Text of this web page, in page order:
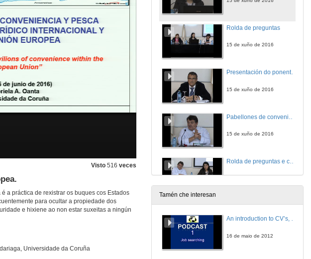
Visto 516 veces
a práctica de rexistrar os buques cos Estados
para ocultar a propiedade dos
e hixiene ao non estar suxeitas a ningún
Universidade da Coruña
Rolda de preguntas
15 de xuño de 2016
Presentación do ponente, Don Gonzalo Quintero Olivares
15 de xuño de 2016
15 de xuño de 2016
Rolda de preguntas e coloquio
Tamén che interesan
An introduction to CV’s, letters, and job searching
16 de maio de 2012